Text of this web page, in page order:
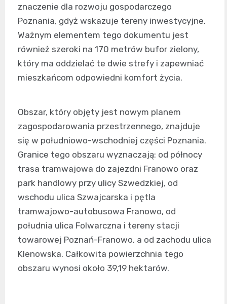
znaczenie dla rozwoju gospodarczego
Poznania, gdyż wskazuje tereny inwestycyjne.
Ważnym elementem tego dokumentu jest
również szeroki na 170 metrów bufor zielony,
który ma oddzielać te dwie strefy i zapewniać
mieszkańcom odpowiedni komfort życia.
Obszar, który objęty jest nowym planem
zagospodarowania przestrzennego, znajduje
się w południowo-wschodniej części Poznania.
Granice tego obszaru wyznaczają: od północy
trasa tramwajowa do zajezdni Franowo oraz
park handlowy przy ulicy Szwedzkiej, od
wschodu ulica Szwajcarska i pętla
tramwajowo-autobusowa Franowo, od
południa ulica Folwarczna i tereny stacji
towarowej Poznań-Franowo, a od zachodu ulica
Klenowska. Całkowita powierzchnia tego
obszaru wynosi około 39,19 hektarów.